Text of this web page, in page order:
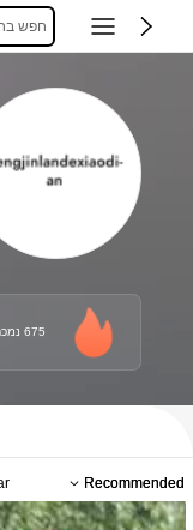
חפש
675 נמכרו לאחרונה
Recommended